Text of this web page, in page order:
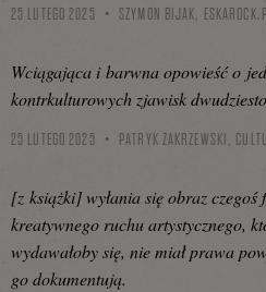
25 LUTEGO 2025 SZYMON BIJAK,
Wciągająca i barwna opowieść o
kontrkulturowych zjawisk
25 LUTEGO 2025 PATRYK ZAKRZEWSKI,
[z książki] wyłania się obraz czegoś
kreatywnego ruchu artystycznego,
wydawałoby się, nie miał prawa
go dokumentują.